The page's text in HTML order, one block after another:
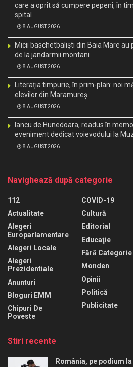
care a oprit să cumpere pepeni, în
spital
8 AUGUST 2026
Micii baschetbaliști din Baia Mare
de la jandarmii montani
8 AUGUST 2026
Literația timpurie, în prim-plan: noi
elevilor din Maramureș
8 AUGUST 2026
Iancu de Hunedoara, readus în
eveniment dedicat voievodului la
8 AUGUST 2026
Navighează după categorie
112
Actualitate
Alegeri
Europarlamentare
Alegeri Locale
Alegeri
Prezidentiale
Anunturi
Bloguri EMM
Chipuri De
Poveste
COVID-19
Cultură
Editorial
Educaţie
Fără Categorie
Monden
Opinii
Politică
Publicitate
Stiri recente
România, pe podium